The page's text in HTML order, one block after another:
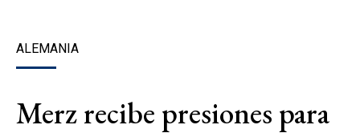
ALEMANIA
Merz recibe presiones para